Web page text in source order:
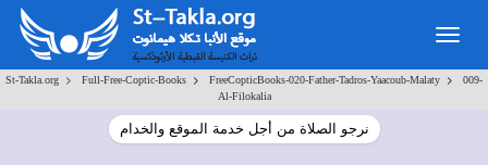
St-Takla.org > Full-Free-Coptic-Books > FreeCopticBooks-020-Father-Tadros-Yaacoub-Malaty >
009-
Al-Filokalia
نرجو الصلاة من أجل خدمة الموقع والخدام